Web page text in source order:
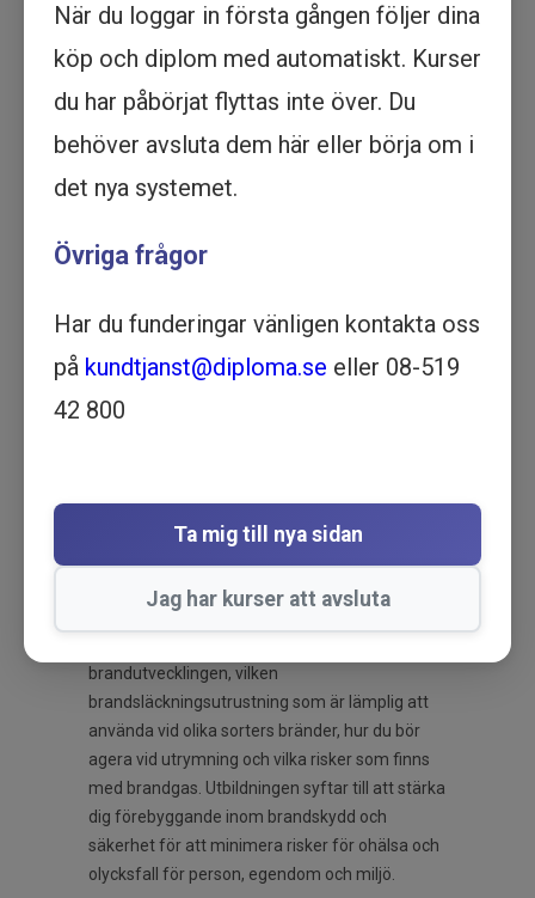
Köp - 1 595 kr
Prova ett delmoment
Utbildning online
| SKOLA OCH PEDAGOGIK |
Motsvarar ½ dag lärarledd utbildning
Beskrivning
Bli säker på att skydda dig själv och dina nära
Utbildningen iGrundläggande brandskydd
brandrisker i arbetsmiljön och vilka åtgärder
som kan vidtas förebyggande och vid brand. Du
brandutvecklingen, vilken
brandsläckningsutrustning som är lämplig att
använda vid olika sorters bränder, hur du bör
agera vid utrymning och vilka risker som finns
med brandgas. Utbildningen syftar till att stärka
dig förebyggande inom brandskydd och
säkerhet för att minimera risker för ohälsa och
olycksfall för person, egendom och miljö.
När du loggar in första gången följer dina
köp och diplom med automatiskt. Kurser
du har påbörjat flyttas inte över. Du
behöver avsluta dem här eller börja om i
det nya systemet.
Övriga frågor
Har du funderingar vänligen kontakta oss
på kundtjanst@diploma.se eller 08-519
42 800
Ta mig till nya sidan
Jag har kurser att avsluta